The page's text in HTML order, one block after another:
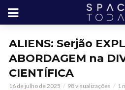
ALIENS: Serjão
ABORDAGEM na
CIENTÍFICA
16 de julho de 2025 98 visualizações 1